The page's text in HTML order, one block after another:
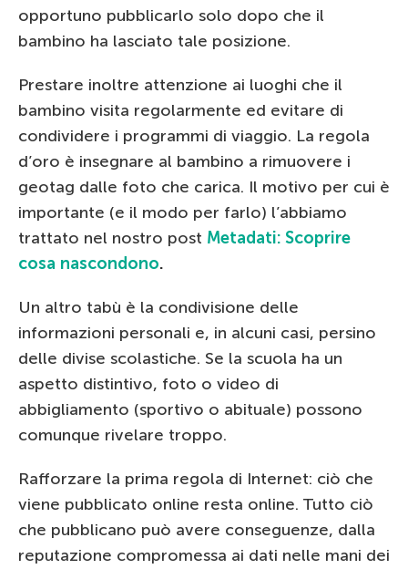
opportuno pubblicarlo solo dopo che il
bambino ha lasciato tale posizione.
Prestare inoltre attenzione ai luoghi che il
bambino visita regolarmente ed evitare di
condividere i programmi di viaggio. La regola
d’oro è insegnare al bambino a rimuovere i
geotag dalle foto che carica. Il motivo per cui è
importante (e il modo per farlo) l’abbiamo
trattato nel nostro post Metadati: Scoprire
cosa nascondono.
Un altro tabù è la condivisione delle
informazioni personali e, in alcuni casi, persino
delle divise scolastiche. Se la scuola ha un
aspetto distintivo, foto o video di
abbigliamento (sportivo o abituale) possono
comunque rivelare troppo.
Rafforzare la prima regola di Internet: ciò che
viene pubblicato online resta online. Tutto ciò
che pubblicano può avere conseguenze, dalla
reputazione compromessa ai dati nelle mani dei